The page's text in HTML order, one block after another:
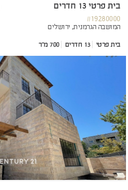
בית פרטי 13 חדרים
#19280000
המושבה הגרמנית, ירושלים
בית פרטי 13 חדרים 700 מ"ר